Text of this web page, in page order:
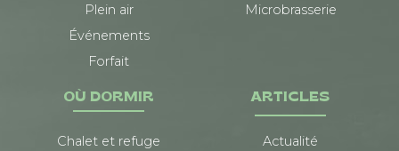
Plein air
Événements
Forfait
Microbrasserie
OÙ DORMIR
Chalet et refuge
ARTICLES
Actualité